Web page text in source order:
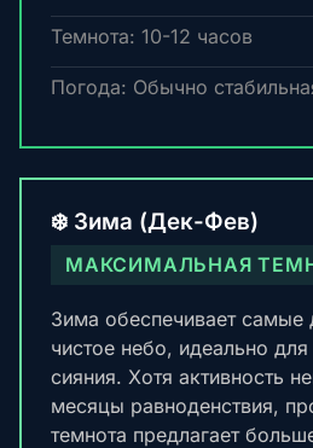
Темнота: 10-12 часов
Погода: Обычно
❄️ Зима (Дек-Фев)
МАКСИМАЛЬНАЯ
Зима обеспечивает самые
чистое небо, идеально
сияния. Хотя активность
месяцы равноденствия,
темнота предлагает